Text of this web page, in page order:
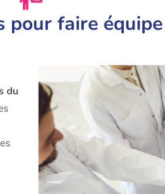
pour faire
du